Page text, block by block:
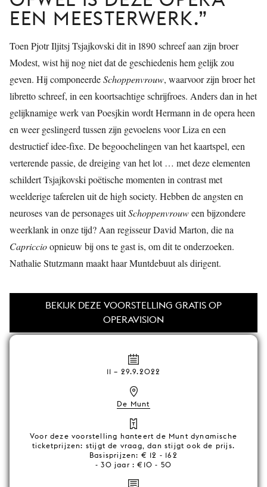
EEN MEESTERWERK.
Toen Pjotr Iljitsj Tsjajkovski dit in 1890 schreef aan zijn broer
Modest, wist hij nog niet dat de geschiedenis hem gelijk zou
geven. Hij componeerdeSchoppenvrouw, waarvoor zijn broer het
libretto schreef, in een koortsachtige schrijfroes. Anders dan in het
gelijknamige werk van Poesjkin wordt Hermann in de opera heen
en weer geslingerd tussen zijn gevoelens voor Liza en een
destructief idee-fixe. De begoochelingen van het kaartspel, een
verterende passie, de dreiging van het lot … met deze elementen
schildert Tsjajkovski poëtische momenten in contrast met
weelderige taferelen uit de high society. Hebben de angsten en
neuroses van de personages uitSchoppenvrouween bijzondere
weerklank in onze tijd? Aan regisseur David Marton, die na
Capriccioopnieuw bij ons te gast is, om dit te onderzoeken.
Nathalie Stutzmann maakt haar Muntdebuut als dirigent.
BEKIJK DEZE VOORSTELLING GRATIS OP
OPERAVISION
11 – 29.9.2022
De Munt
Voor deze voorstelling hanteert de Munt dynamische
ticketprijzen: stijgt de vraag, dan stijgt ook de prijs.
Basisprijzen: € 12 - 162
- 30 jaar : €10 - 50